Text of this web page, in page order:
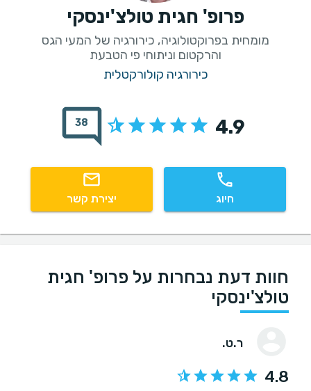
פרופ' חגית טולצ'ינסקי
מומחית בפרוקטולוגיה, כירורגיה של המעי הגס
והרקטום וניתוחי פי הטבעת
כירורגיה קולורקטלית
4.9
38
חיוג יצירת קשר
חוות דעת נבחרות על פרופ' חגית
טולצ'ינסקי
ר.ט.
4.8